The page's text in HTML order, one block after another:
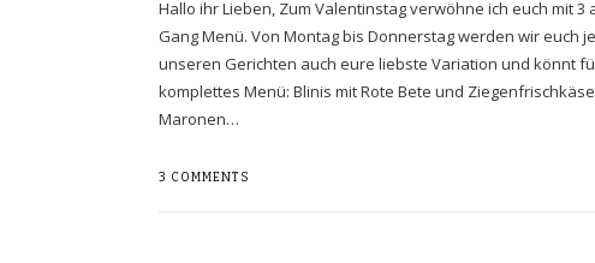
Hallo ihr Lieben, Zum Valentinstag verwöhne ich euch mit
Gang Menü. Von Montag bis Donnerstag werden wir
unseren Gerichten auch eure liebste Variation und könnt
komplettes Menü: Blinis mit Rote Bete und
Maronen…
3 COMMENTS